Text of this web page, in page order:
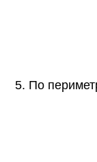
5. По